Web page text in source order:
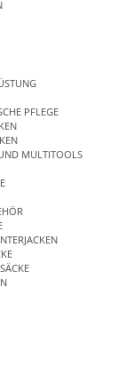
PFLEGE
MULTITOOLS